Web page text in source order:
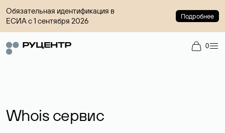
Обязательная идентификация в
ЕСИА с 1 сентября 2026
Подробнее
0
Whois сервис